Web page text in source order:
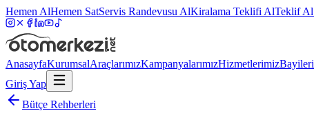
Hemen AlHemen SatServis Randevusu AlKiralama Teklifi AlTeklif Al
AnasayfaKurumsalAraçlarımızKampanyalarımızHizmetlerimiz
Giriş Yap
Bütçe Rehberleri